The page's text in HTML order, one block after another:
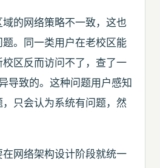
的网络策略不一致，这也
。同一类用户在老校区能
区反而访问不了，查了一
导致的。这种问题用户感知
只会认为系统有问题，然
网络架构设计阶段就统一